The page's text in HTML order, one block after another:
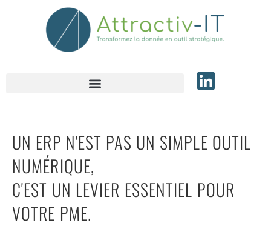
UN ERP N'EST PAS UN SIMPLE OUTIL
NUMÉRIQUE,
C'EST UN LEVIER ESSENTIEL POUR
VOTRE PME.